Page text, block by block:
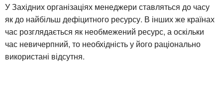
У Західних організаціях менеджери ставляться до часу
як до найбільш дефіцитного ресурсу. В інших же країнах
час розглядається як необмежений ресурс, а оскільки
час невичерпний, то необхідність у його раціонально
використані відсутня.